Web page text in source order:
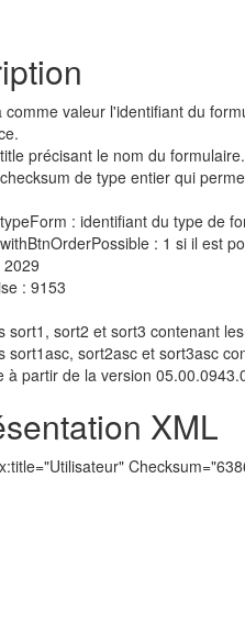
comme valeur l'identifiant du
précisant le nom du formulaire.
de type entier qui
: identifiant du type de
: 1 si il est
: 9153
sort1, sort2 et sort3 contenant
sort1asc, sort2asc et sort3asc
à partir de la version
XML